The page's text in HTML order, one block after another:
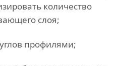
количество
слоя;
профилями;